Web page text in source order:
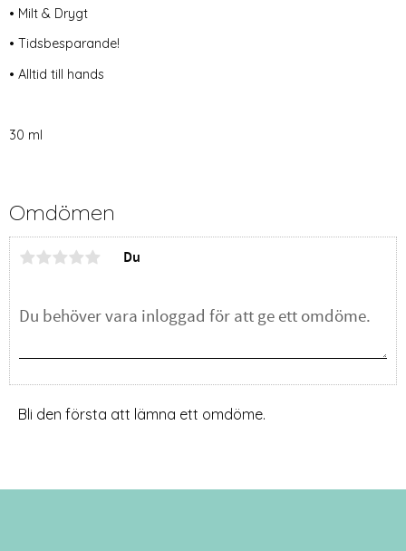
• Milt & Drygt
• Tidsbesparande!
• Alltid till hands
30 ml
Omdömen
Du
Bli den första att lämna ett omdöme.